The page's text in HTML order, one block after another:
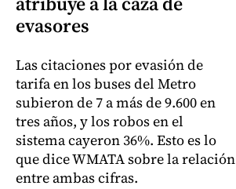
evasores
Las citaciones por evasión de
tarifa en los buses del Metro
subieron de 7 a más de 9.600 en
tres años, y los robos en el
sistema cayeron 36%. Esto es lo
que dice WMATA sobre la relación
entre ambas cifras.